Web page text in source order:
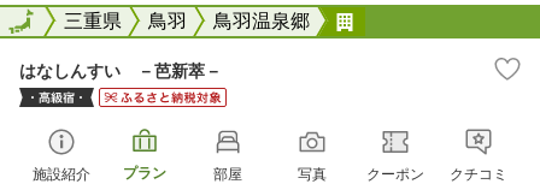
全国三重県 鳥羽 鳥羽温泉郷
全国
はなしんすい －芭新萃－
施設紹介 プラン 部屋 写真 クーポン クチコミ